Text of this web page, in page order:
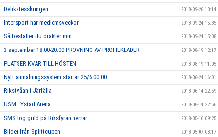
Delikatesskungen 2018-09-26 10:14
Intersport har medlemsveckor 2018-09-24 15:35
Så beställer du dräkter mm 2018-09-24 15:08
3 september 18.00-20.00 PROVNING AV PROFILKLÄDER 2018-08-19 12:17
PLATSER KVAR TILL HÖSTEN 2018-08-19 11:05
Nytt anmälningssystem startar 25/6 00:00 2018-06-24 16:01
Rikstvåan i Järfälla 2018-06-14 22:59
USM i Ystad Arena 2018-06-14 22:56
SMS tog guld på Riksfyran herrar 2018-05-16 09:25
Bilder från Splittcupen 2018-05-07 08:17